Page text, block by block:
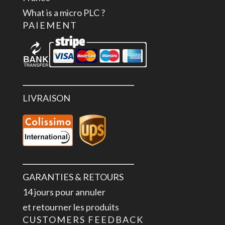
3
sorties
What is a micro PLC ?
PAIEMENT
LIVRAISON
GARANTIES & RETOURS
14 jours pour annuler
et retourner les produits
CUSTOMERS FEEDBACK